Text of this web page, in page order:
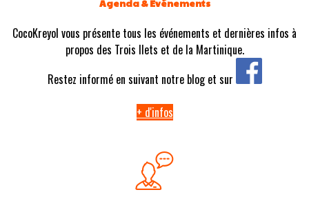
Agenda & Evénements
CocoKreyol vous présente tous les événements et dernières infos à
propos des Trois Ilets et de la Martinique.
Restez informé en suivant notre blog et sur
+ d'infos